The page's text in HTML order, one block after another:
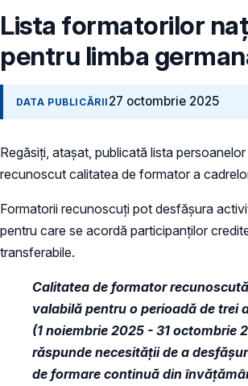
Lista formatorilor
pentru limba
DATA PUBLICĂRII 27 octombrie 2025
Regăsiți, atașat, publicată lista
recunoscut calitatea de formator a
Formatorii recunoscuți pot desfășura
pentru care se acordă participanților
transferabile.
Calitatea de formator
valabilă pentru o perioadă de trei
(1 noiembrie 2025 - 31 octombrie
răspunde necesității de a
de formare continuă din